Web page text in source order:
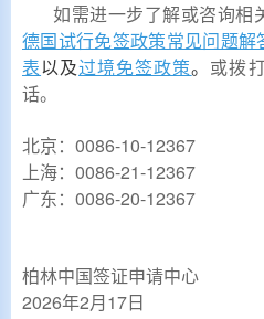
如需进一步了解或咨询相
德国试行免签政策常见问题解
表以及过境免签政策。 或拨
话。
北京：0086-10-12367
上海：0086-21-12367
广东：0086-20-12367
柏林中国签证申请中心
2026年2月17日